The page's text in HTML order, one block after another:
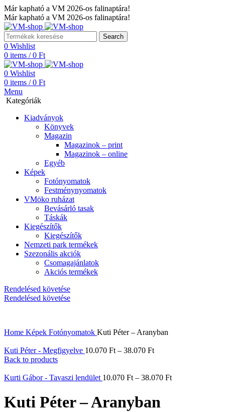
Már kapható a VM 2026-os falinaptára!
Már kapható a VM 2026-os falinaptára!
Search
0 Wishlist
0 items / 0 Ft
0 Wishlist
0 items / 0 Ft
Menu
Kategóriák
Kiadványok
Könyvek
Magazin
Magazinok – print
Magazinok – online
Egyéb
Képek
Fotónyomatok
Festménynyomatok
VMöko ruházat
Bevásárló tasak
Táskák
Kiegészítők
Kiegészítők
Nemzeti park termékek
Szezonális akciók
Csomagajánlatok
Akciós termékek
Rendelésed követése
Rendelésed követése
Home Képek Fotónyomatok Kuti Péter – Aranyban
Kuti Péter - Megfigyelve 10.070 Ft – 38.070 Ft
Back to products
Kurti Gábor - Tavaszi lendület 10.070 Ft – 38.070 Ft
Kuti Péter – Aranyban